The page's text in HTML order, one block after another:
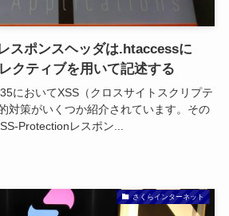
スポンスヘッダは.htaccessに
クティブを用いて記述する
においてXSS（クロスサイトスクリプテ
対策がいくつか紹介されています。その
Protectionレスポン...
さくらインターネット